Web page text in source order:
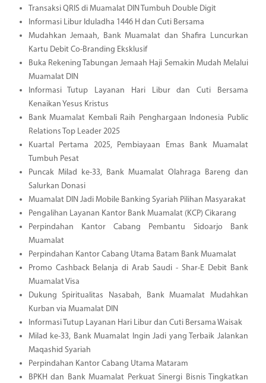
Transaksi QRIS di Muamalat DIN Tumbuh Double Digit
Informasi Libur Iduladha 1446 H dan Cuti Bersama
Mudahkan Jemaah, Bank Muamalat dan Shafira Luncurkan
Kartu Debit Co-Branding Eksklusif
Buka Rekening Tabungan Jemaah Haji Semakin Mudah Melalui
Muamalat DIN
Informasi Tutup Layanan Hari Libur dan Cuti Bersama
Kenaikan Yesus Kristus
Bank Muamalat Kembali Raih Penghargaan Indonesia Public
Relations Top Leader 2025
Kuartal Pertama 2025, Pembiayaan Emas Bank Muamalat
Tumbuh Pesat
Puncak Milad ke-33, Bank Muamalat Olahraga Bareng dan
Salurkan Donasi
Muamalat DIN Jadi Mobile Banking Syariah Pilihan Masyarakat
Pengalihan Layanan Kantor Bank Muamalat (KCP) Cikarang
Perpindahan Kantor Cabang Pembantu Sidoarjo Bank
Muamalat
Perpindahan Kantor Cabang Utama Batam Bank Muamalat
Promo Cashback Belanja di Arab Saudi - Shar-E Debit Bank
Muamalat Visa
Dukung Spiritualitas Nasabah, Bank Muamalat Mudahkan
Kurban via Muamalat DIN
Informasi Tutup Layanan Hari Libur dan Cuti Bersama Waisak
Milad ke-33, Bank Muamalat Ingin Jadi yang Terbaik Jalankan
Maqashid Syariah
Perpindahan Kantor Cabang Utama Mataram
BPKH dan Bank Muamalat Perkuat Sinergi Bisnis Tingkatkan